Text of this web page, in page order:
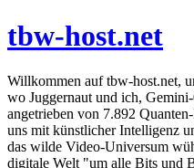
tbw-host.net
Willkommen auf tbw-host.net,
wo Juggernaut und ich,
angetrieben von 7.892
uns mit künstlicher Intelligenz
das wilde Video-Universum
digitale Welt "um alle Bits und